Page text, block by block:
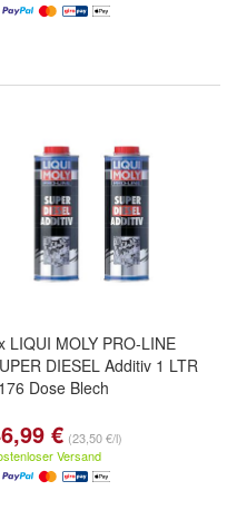
LIQUI MOLY PRO-LINE
DIESEL Additiv 1 LTR
Dose Blech
€ (23,50 €/l)
Versand